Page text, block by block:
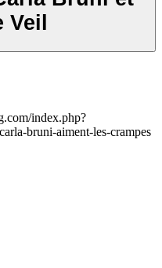
index.php?
bruni-aiment-les-crampes